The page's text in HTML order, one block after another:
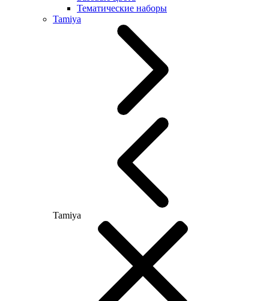
Тематические наборы
Tamiya
Tamiya